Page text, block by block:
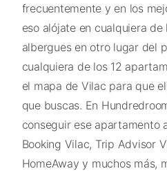
frecuentemente y en los
eso alójate en cualquiera
albergues en otro lugar del
cualquiera de los 12
el mapa de Vilac para que
que buscas. En
conseguir ese apartamento
Booking Vilac, Trip Advisor
HomeAway y muchos más,